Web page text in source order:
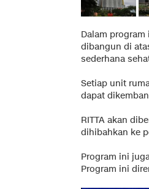
Dalam
dibangun di
sederhana
Setiap unit
dapat
RITTA akan
dihibahkan ke
Program ini
Program ini